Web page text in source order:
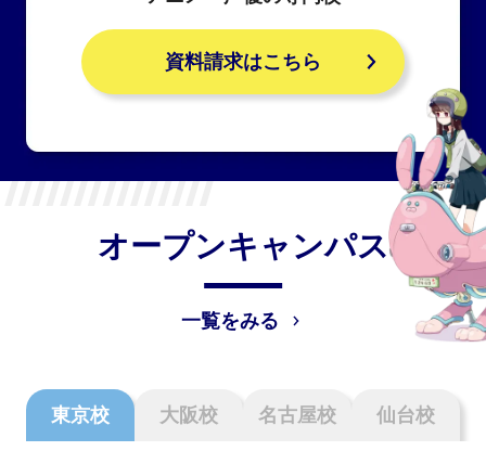
資料請求はこちら
オープンキャンパス
一覧をみる
東京校 大阪校 名古屋校 仙台校